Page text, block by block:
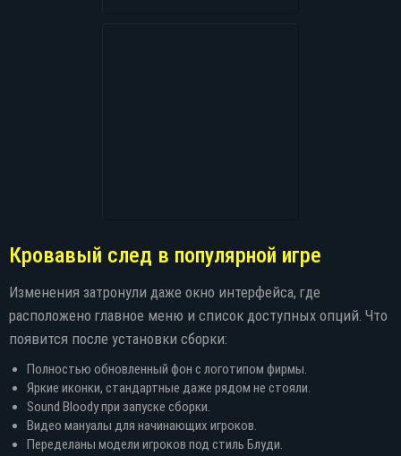
Кровавый след в популярной игре
Изменения затронули даже окно интерфейса, где
расположено главное меню и список доступных опций. Что
появится после установки сборки:
Полностью обновленный фон с логотипом фирмы.
Яркие иконки, стандартные даже рядом не стояли.
Sound Bloody при запуске сборки.
Видео мануалы для начинающих игроков.
Переделаны модели игроков под стиль Блуди.